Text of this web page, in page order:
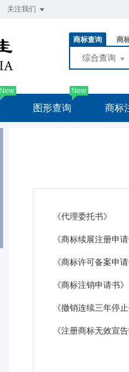
关注我们
商标查询 商
综合查询
New
图形查询
New
商标
《代理委托书》
《商标续展注册申请
《商标许可备案申请
《商标注销申请书》
《撤销连续三年停
《注册商标无效宣告